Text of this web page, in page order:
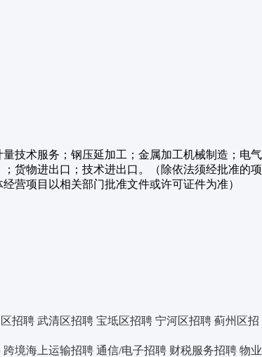
技术服务；钢压延加工；金属加工机械制造；电气
货物进出口；技术进出口。（除依法须经批准的项
营项目以相关部门批准文件或许可证件为准）
招聘 武清区招聘 宝坻区招聘 宁河区招聘 蓟州区招
跨境海上运输招聘 通信/电子招聘 财税服务招聘 物业